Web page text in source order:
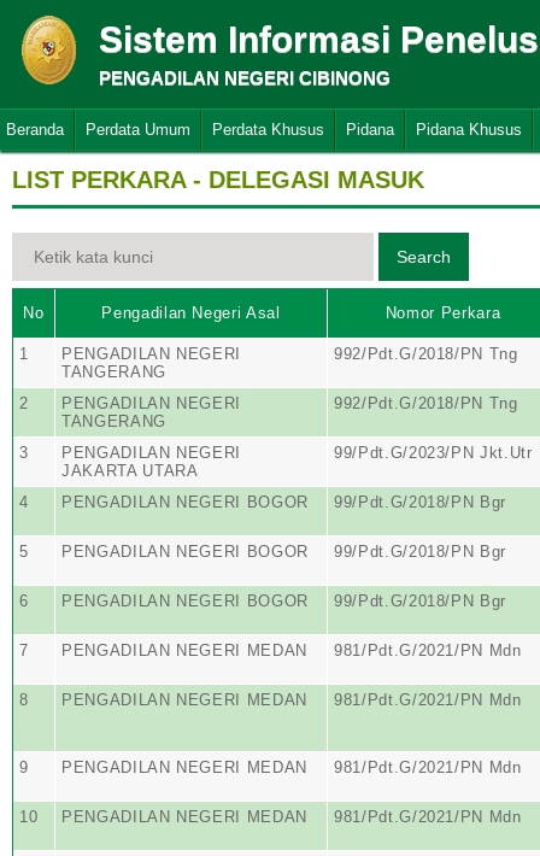
Sistem Informasi
PENGADILAN NEGERI CIBINONG
Beranda Perdata Umum Perdata Khusus Pidana Pidana Khusus
LIST PERKARA - DELEGASI MASUK
No Pengadilan Negeri Asal Nomor Perkara
1
PENGADILAN NEGERI
TANGERANG
992/Pdt.G/2018/PN Tng
2
PENGADILAN NEGERI
TANGERANG
992/Pdt.G/2018/PN Tng
3
PENGADILAN NEGERI
JAKARTA UTARA
99/Pdt.G/2023/PN Jkt.Utr
4 PENGADILAN NEGERI BOGOR 99/Pdt.G/2018/PN Bgr
5 PENGADILAN NEGERI BOGOR 99/Pdt.G/2018/PN Bgr
6 PENGADILAN NEGERI BOGOR 99/Pdt.G/2018/PN Bgr
7 PENGADILAN NEGERI MEDAN 981/Pdt.G/2021/PN Mdn
8 PENGADILAN NEGERI MEDAN 981/Pdt.G/2021/PN Mdn
9 PENGADILAN NEGERI MEDAN 981/Pdt.G/2021/PN Mdn
10 PENGADILAN NEGERI MEDAN 981/Pdt.G/2021/PN Mdn